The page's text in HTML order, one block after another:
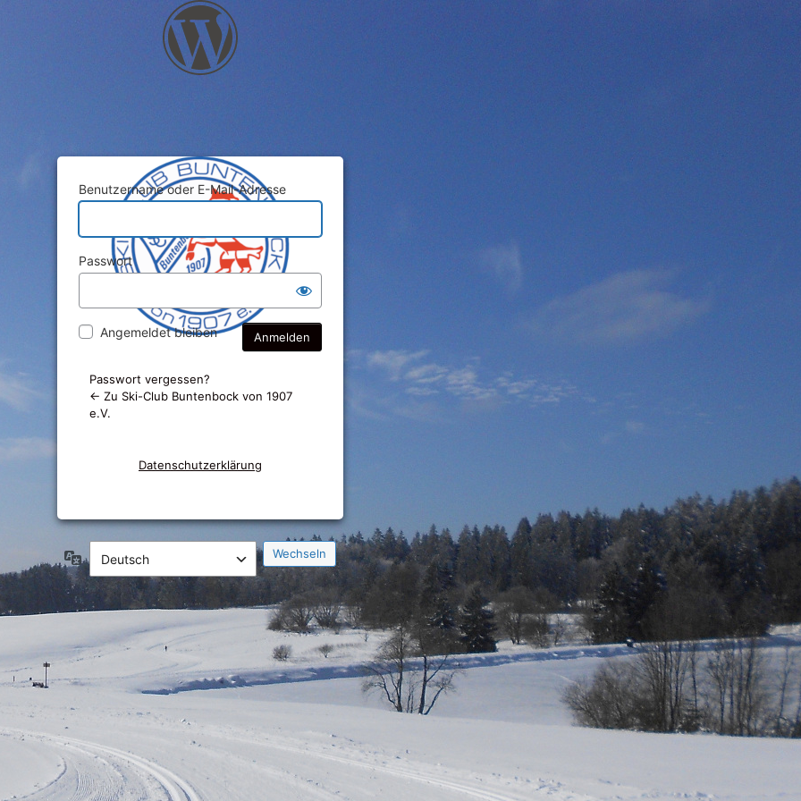
Benutzername oder E-Mail-Adresse
Passwort
Angemeldet bleiben
Passwort vergessen?
← Zu Ski-Club Buntenbock von 1907
e.V.
Datenschutzerklärung
Sprache